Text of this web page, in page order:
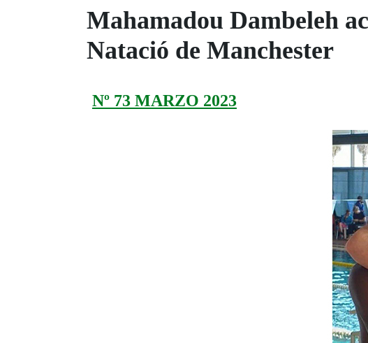
Mahamadou Dambeleh
Natació de Manchester
Nº 73 MARZO 2023